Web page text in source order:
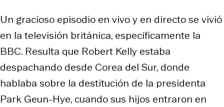
Un gracioso episodio en vivo y en directo se vivió
en la televisión británica, específicamente la
BBC. Resulta que Robert Kelly estaba
despachando desde Corea del Sur, donde
hablaba sobre la destitución de la presidenta
Park Geun-Hye, cuando sus hijos entraron en